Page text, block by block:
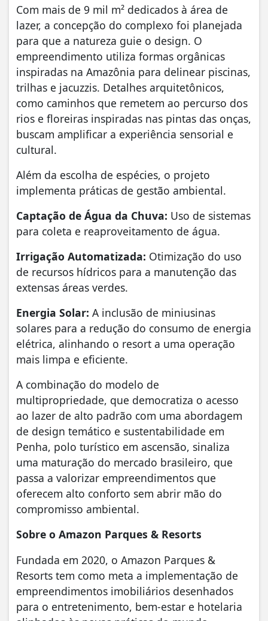
Com mais de 9 mil m² dedicados à área de
lazer, a concepção do complexo foi planejada
para que a natureza guie o design. O
empreendimento utiliza formas orgânicas
inspiradas na Amazônia para delinear piscinas,
trilhas e jacuzzis. Detalhes arquitetônicos,
como caminhos que remetem ao percurso dos
rios e floreiras inspiradas nas pintas das onças,
buscam amplificar a experiência sensorial e
cultural.
Além da escolha de espécies, o projeto
implementa práticas de gestão ambiental.
Captação de Água da Chuva: Uso de sistemas
para coleta e reaproveitamento de água.
Irrigação Automatizada: Otimização do uso
de recursos hídricos para a manutenção das
extensas áreas verdes.
Energia Solar: A inclusão de miniusinas
solares para a redução do consumo de energia
elétrica, alinhando o resort a uma operação
mais limpa e eficiente.
A combinação do modelo de
multipropriedade, que democratiza o acesso
ao lazer de alto padrão com uma abordagem
de design temático e sustentabilidade em
Penha, polo turístico em ascensão, sinaliza
uma maturação do mercado brasileiro, que
passa a valorizar empreendimentos que
oferecem alto conforto sem abrir mão do
compromisso ambiental.
Sobre o Amazon Parques & Resorts
Fundada em 2020, o Amazon Parques &
Resorts tem como meta a implementação de
empreendimentos imobiliários desenhados
para o entretenimento, bem-estar e hotelaria